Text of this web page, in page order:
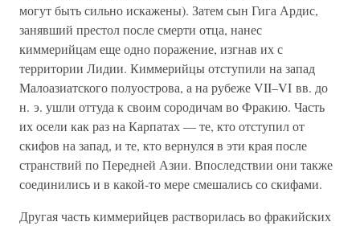
могут быть сильно искажены). Затем сын Гига Ардис,
занявший престол после смерти отца, нанес
киммерийцам еще одно поражение, изгнав их с
территории Лидии. Киммерийцы отступили на запад
Малоазиатского полуострова, а на рубеже VII–VI вв. до
н. э. ушли оттуда к своим сородичам во Фракию. Часть
их осели как раз на Карпатах — те, кто отступил от
скифов на запад, и те, кто вернулся в эти края после
странствий по Передней Азии. Впоследствии они также
соединились и в какой-то мере смешались со скифами.
Другая часть киммерийцев растворилась во фракийских